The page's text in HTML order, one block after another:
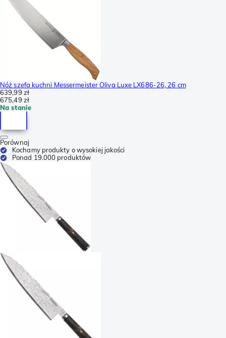
Nóż szefa kuchni Messermeister Oliva Luxe LX686-26, 26 cm
639,99 zł
675,49 zł
Na stanie
Porównaj
Kochamy produkty o wysokiej jakości
Ponad 19.000 produktów